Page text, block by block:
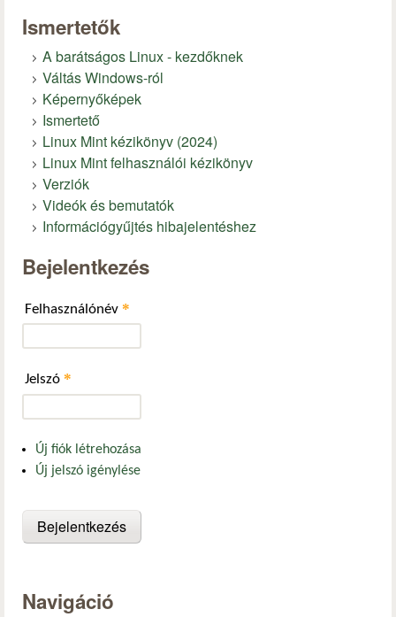
Ismertetők
A barátságos Linux - kezdőknek
Váltás Windows-ról
Képernyőképek
Ismertető
Linux Mint kézikönyv (2024)
Linux Mint felhasználói kézikönyv
Verziók
Videók és bemutatók
Információgyűjtés hibajelentéshez
Bejelentkezés
Felhasználónév *
Jelszó *
Új fiók létrehozása
Új jelszó igénylése
Navigáció